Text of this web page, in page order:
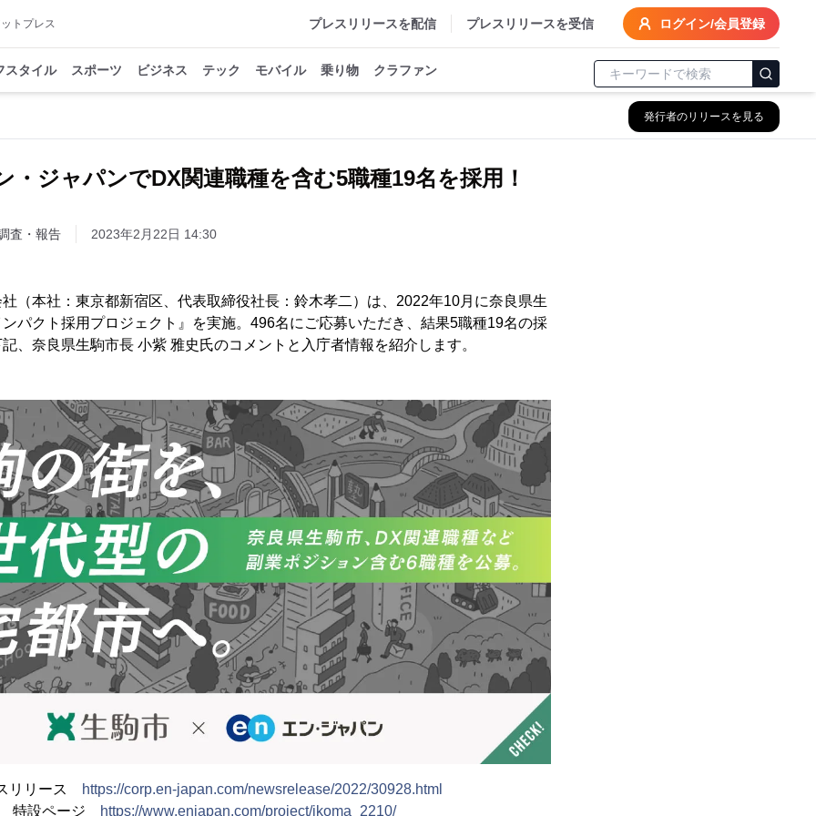
トプレス プレスリリースを配信 プレスリリースを受信 ログイン/会員登録
スタイル スポーツ ビジネス テック モバイル 乗り物 クラファン
発行者のリリースを見る
・ジャパンでDX関連職種を含む5職種19名を採用！
査・報告 2023年2月22日 14:30
（本社：東京都新宿区、代表取締役社長：鈴木孝二）は、2022年10月に奈良県生
パクト採用プロジェクト』を実施。496名にご応募いただき、結果5職種19名の採
、奈良県生駒市長 小紫 雅史氏のコメントと入庁者情報を紹介します。
リリース
https://corp.en-japan.com/newsrelease/2022/30928.html
特設ページ
https://www.enjapan.com/project/ikoma_2210/